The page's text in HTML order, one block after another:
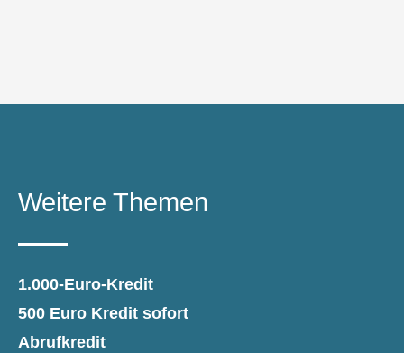
Weitere Themen
1.000-Euro-Kredit
500 Euro Kredit sofort
Abrufkredit